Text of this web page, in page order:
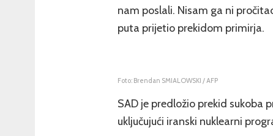
nam poslali. Nisam ga ni
puta prijetio prekidom primirja.
Foto: Brendan SMIALOWSKI / AFP
SAD je predložio prekid sukoba
uključujući iranski nuklearni